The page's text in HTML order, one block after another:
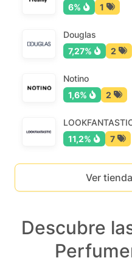
6% 1
Douglas
7,27%
2
Notino
1,6%
2
11,2%
7
Ver
Descubre